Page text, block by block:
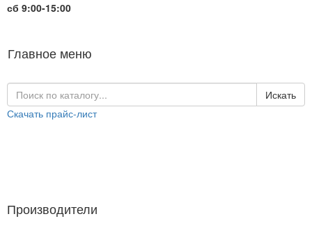
сб 9:00-15:00
Главное меню
Искать
Скачать прайс-лист
Производители